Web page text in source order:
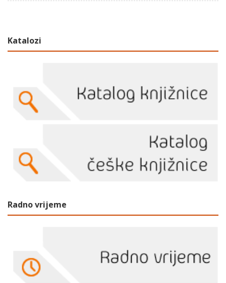
Katalozi
Radno vrijeme